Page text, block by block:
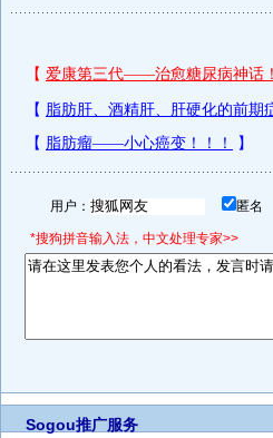
用户： 匿名
*搜狗拼音输入法，中文处理专家>>
Sogou推广服务